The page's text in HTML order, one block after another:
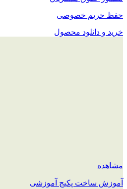
حفظ حریم خصوصی
خرید و دانلود محصول
مشاهده
آموزش ساخت پکیج آموزشی